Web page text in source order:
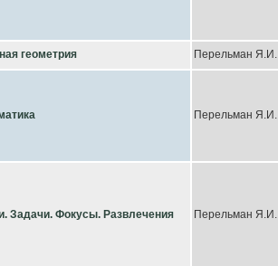
геометрия Перельман Я.И.
Перельман Я.И.
Задачи. Фокусы. Развлечения Перельман Я.И.